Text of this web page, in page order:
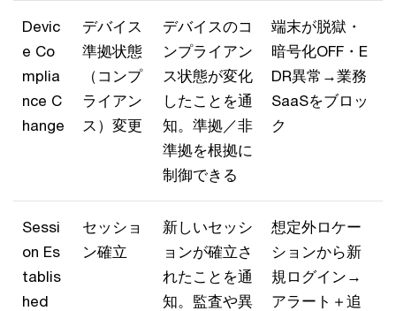
Devic
e Co
mplia
nce C
hange
デバイス
準拠状態
（コンプ
ライアン
ス）変更
デバイスのコ
ンプライアン
ス状態が変化
したことを通
知。準拠／非
準拠を根拠に
制御できる
端末が脱獄・
暗号化OFF・E
DR異常→業務
SaaSをブロッ
ク
Sessi
on Es
tablis
hed
セッショ
ン確立
新しいセッシ
ョンが確立さ
れたことを通
知。監査や異
想定外ロケー
ションから新
規ログイン→
アラート＋追